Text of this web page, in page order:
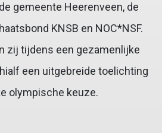
gemeente Heerenveen, de
KNSB en NOC*NSF.
zij tijdens een gezamenlijke
een uitgebreide toelichting
olympische keuze.